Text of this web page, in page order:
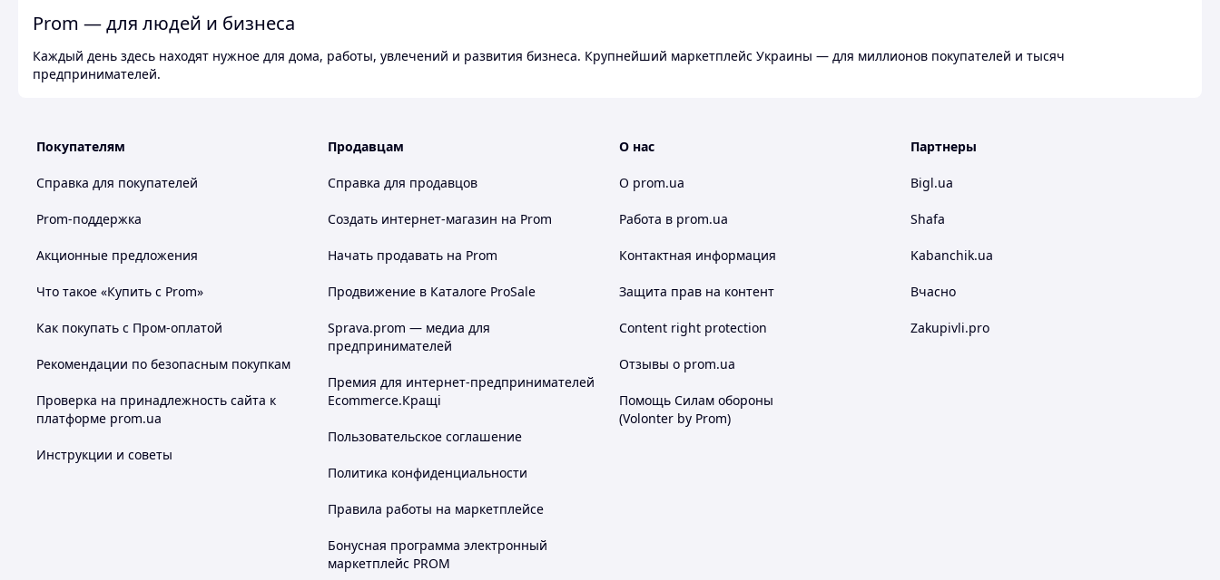
Prom — для людей и бизнеса
Каждый день здесь находят нужное для дома, работы, увлечений и развития бизнеса. Крупнейший маркетплейс Украины — для миллионов покупателей и тысяч
предпринимателей.
Покупателям
Справка для покупателей
Prom-поддержка
Акционные предложения
Что такое «Купить с Prom»
Как покупать с Пром-оплатой
Рекомендации по безопасным покупкам
Проверка на принадлежность сайта к
платформе prom.ua
Инструкции и советы
Продавцам
Справка для продавцов
Создать интернет-магазин на Prom
Начать продавать на Prom
Продвижение в Каталоге ProSale
Sprava.prom — медиа для
предпринимателей
Премия для интернет-предпринимателей
Ecommerce.Кращі
Пользовательское соглашение
Политика конфиденциальности
Правила работы на маркетплейсе
Бонусная программа электронный
маркетплейс PROM
О нас
О prom.ua
Работа в prom.ua
Контактная информация
Защита прав на контент
Content right protection
Отзывы о prom.ua
Помощь Силам обороны
(Volonter by Prom)
Партнеры
Bigl.ua
Shafa
Kabanchik.ua
Вчасно
Zakupivli.pro